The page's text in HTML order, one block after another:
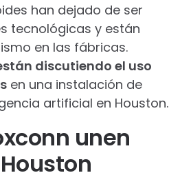
han dejado de ser
tecnológicas y están
en las fábricas.
discutiendo el uso
en una instalación de
artificial en Houston.
unen